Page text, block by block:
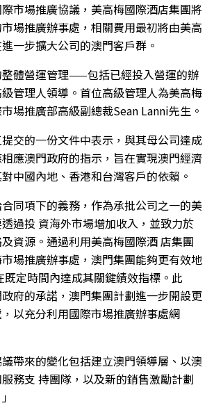
市場推廣協議，美高梅國際酒店集團將
場推廣辦事處，相關費用最初將由美高
一步擴大公司的澳門客戶群。
體營運管理——包括已經投入營運的辦
管理人領導。首位高級管理人為美高梅
場推廣部高級副總裁Sean Lanni先生。
交的一份文件中表示，與其母公司達成
應澳門政府的指示，旨在實現澳門經濟
中國內地、香港和台灣客戶的依賴。
合同項下的義務，作為承批公司之一的美
過投 資海外市場增加收入，並致力於
資源。通過利用美高梅國際酒 店集團
場推廣辦事處，澳門集團能夠更有效地
定時間內達成其關鍵績效指標。此
府的承諾，澳門集團計劃進一步開設更
以充分利用國際市場推廣辦事處網
議帶來的變化包括建立澳門領導層、以澳
務支 持團隊，以及新的銷售激勵計劃